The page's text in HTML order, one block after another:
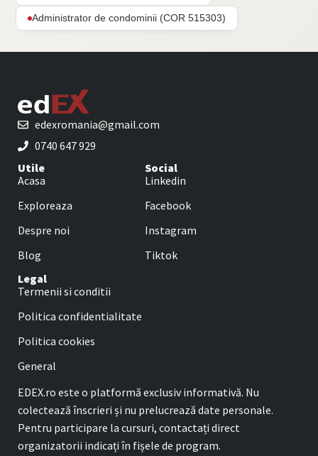
Administrator de condominii (COR 515303)
edexromania@gmail.com
0740 647 929
Utile
Acasa
Exploreaza
Despre noi
Blog
Social
Linkedin
Facebook
Instagram
Tiktok
Legal
Termenii si conditii
Politica confidentialitate
Politica cookies
General
EDEX.ro este o platformă exclusiv informativă. Nu
colectează înscrieri și nu prelucrează date personale.
Pentru participare la cursuri, contactați direct
organizatorii indicați în fișele de program.